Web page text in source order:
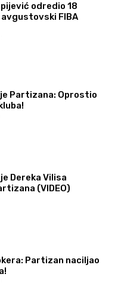
odredio 18
FIBA
Partizana: Oprostio
Dereka Vilisa
(VIDEO)
Partizan naciljao